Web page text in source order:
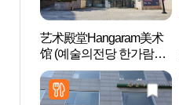
艺术殿堂Hangaram美术
馆 (예술의전당 한가람미
술관)